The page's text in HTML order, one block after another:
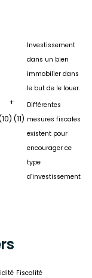
+
(11)
Investissement
dans un bien
immobilier dans
le but de le louer.
Différentes
mesures fiscales
existent pour
encourager ce
type
d’investissement
Fiscalité